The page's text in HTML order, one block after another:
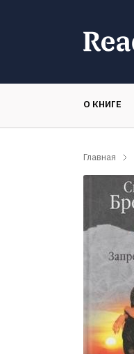
О КНИГЕ
Главная